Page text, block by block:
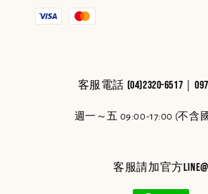
客服電話 (04)2320-6517｜
週一～五 09:00-17:00 (不含
客服請加官方line@